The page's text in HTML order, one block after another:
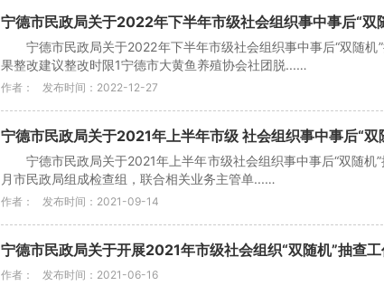
宁德市民政局关于2022年下半年市级社会组织事中事后“双
宁德市民政局关于2022年下半年市级社会组织事中事后“双随
果整改建议整改时限1宁德市大黄鱼养殖协会社团脱...…
作者： 发布时间：2022-12-27
宁德市民政局关于2021年上半年市级 社会组织事中事后“双
宁德市民政局关于2021年上半年市级社会组织事中事后“双随
月市民政局组成检查组，联合相关业务主管单...…
作者： 发布时间：2021-09-14
宁德市民政局关于开展2021年市级社会组织“双随机”抽查
作者： 发布时间：2021-06-16